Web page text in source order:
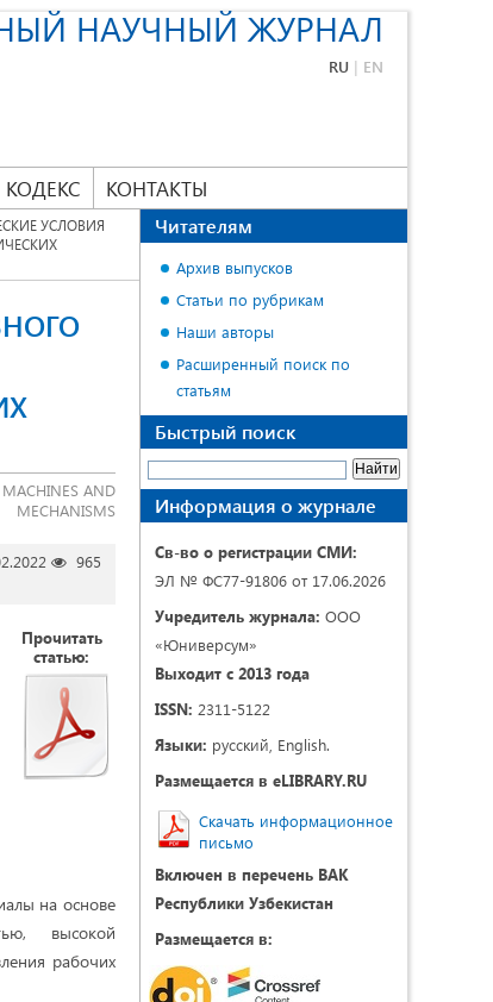
НАУЧНЫЙ ЖУРНАЛ
RU | EN
КОНТАКТЫ
УСЛОВИЯ
MACHINES AND
MECHANISMS
965
Прочитать
статью:
на основе
высокой
рабочих
Читателям
Архив выпусков
Статьи по рубрикам
Наши авторы
Расширенный поиск по
статьям
Быстрый поиск
Информация о журнале
Св-во о регистрации СМИ:
ЭЛ № ФС77-91806 от 17.06.2026
Учредитель журнала: ООО
«Юниверсум»
Выходит с 2013 года
ISSN: 2311-5122
Языки: русский, English.
Размещается в eLIBRARY.RU
Скачать информационное
письмо
Включен в перечень ВАК
Республики Узбекистан
Размещается в: